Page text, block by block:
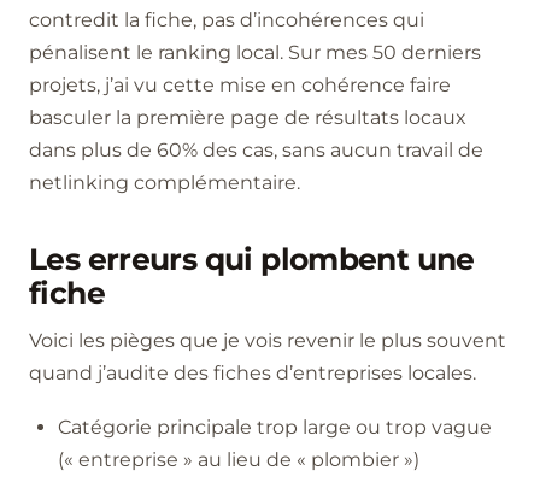
contredit la fiche, pas d’incohérences qui
pénalisent le ranking local. Sur mes 50 derniers
projets, j’ai vu cette mise en cohérence faire
basculer la première page de résultats locaux
dans plus de 60% des cas, sans aucun travail de
netlinking complémentaire.
Les erreurs qui plombent une
fiche
Voici les pièges que je vois revenir le plus souvent
quand j’audite des fiches d’entreprises locales.
Catégorie principale trop large ou trop vague
(« entreprise » au lieu de « plombier »)